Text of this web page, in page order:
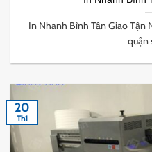
In Nhanh Bình Tân Giao
quận
20
Th1